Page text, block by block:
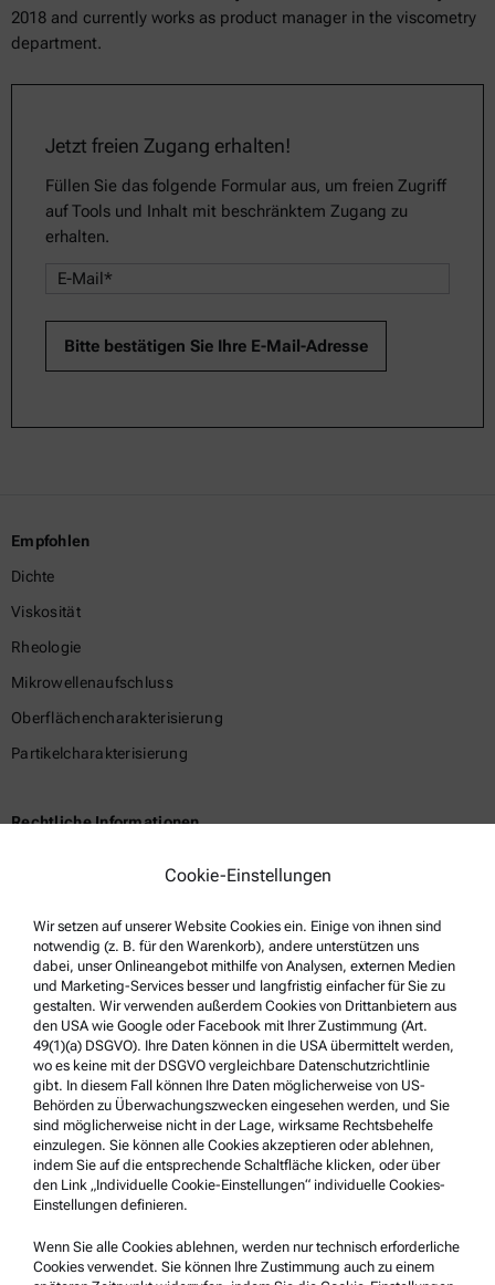
2018 and currently works as product manager in the viscometry
department.
Jetzt freien Zugang erhalten!
Füllen Sie das folgende Formular aus, um freien Zugriff
auf Tools und Inhalt mit beschränktem Zugang zu
erhalten.
Empfohlen
Dichte
Viskosität
Rheologie
Mikrowellenaufschluss
Oberflächencharakterisierung
Partikelcharakterisierung
Rechtliche Informationen
Impressum
Nutzungsbedingungen
Markennamen
Hinweisgebersystem
Service & Support
Anton Paar Certified Service
Sicherheitsbestätigung
Anton Paar Technical Centers
Kontaktieren Sie uns
Cookie-Einstellungen
Wir setzen auf unserer Website Cookies ein. Einige von ihnen sind
notwendig (z. B. für den Warenkorb), andere unterstützen uns
dabei, unser Onlineangebot mithilfe von Analysen, externen Medien
und Marketing-Services besser und langfristig einfacher für Sie zu
gestalten. Wir verwenden außerdem Cookies von Drittanbietern aus
den USA wie Google oder Facebook mit Ihrer Zustimmung (Art.
49(1)(a) DSGVO). Ihre Daten können in die USA übermittelt werden,
wo es keine mit der DSGVO vergleichbare Datenschutzrichtlinie
gibt. In diesem Fall können Ihre Daten möglicherweise von US-
Behörden zu Überwachungszwecken eingesehen werden, und Sie
sind möglicherweise nicht in der Lage, wirksame Rechtsbehelfe
einzulegen. Sie können alle Cookies akzeptieren oder ablehnen,
indem Sie auf die entsprechende Schaltfläche klicken, oder über
den Link „Individuelle Cookie-Einstellungen“ individuelle Cookies-
Einstellungen definieren.
Wenn Sie alle Cookies ablehnen, werden nur technisch erforderliche
Cookies verwendet. Sie können Ihre Zustimmung auch zu einem